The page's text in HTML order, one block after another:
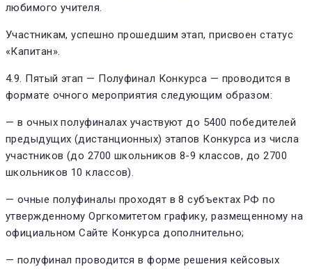
любимого учителя.
Участникам, успешно прошедшим этап, присвоен статус
«Капитан».
4.9. Пятый этап — Полуфинал Конкурса — проводится в
формате очного мероприятия следующим образом:
— в очных полуфиналах участвуют до 5400 победителей
предыдущих (дистанционных) этапов Конкурса из числа
участников (до 2700 школьников 8-9 классов, до 2700
школьников 10 классов).
— очные полуфиналы проходят в 8 субъектах РФ по
утвержденному Оргкомитетом графику, размещенному на
официальном Сайте Конкурса дополнительно;
— полуфинал проводится в форме решения кейсовых